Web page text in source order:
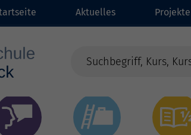
Aktuelles Projekte